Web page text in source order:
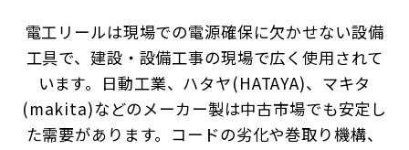
電工リールは現場での電源確保に欠かせない設備
工具で、建設・設備工事の現場で広く使用されて
います。日動工業、ハタヤ(HATAYA)、マキタ
(makita)などのメーカー製は中古市場でも安定し
た需要があります。コードの劣化や巻取り機構、